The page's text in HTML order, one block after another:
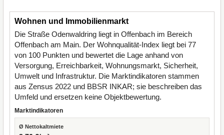
Wohnen und Immobilienmarkt
Die Straße Odenwaldring liegt in Offenbach im Bereich
Offenbach am Main. Der Wohnqualität-Index liegt bei 77
von 100 Punkten und bewertet die Lage anhand von
Versorgung, Erreichbarkeit, Wohnungsmarkt, Sicherheit,
Umwelt und Infrastruktur. Die Marktindikatoren stammen
aus Zensus 2022 und BBSR INKAR; sie beschreiben das
Umfeld und ersetzen keine Objektbewertung.
Marktindikatoren
Ø Nettokaltmiete